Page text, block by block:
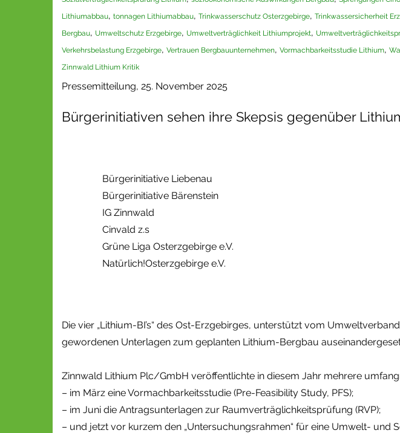
Lithiumabbau, tonnagen Lithiumabbau, Trinkwasserschutz Osterzgebirge, Trinkwassersicherheit
Bergbau, Umweltschutz Erzgebirge, Umweltverträglichkeit Lithiumprojekt,
Verkehrsbelastung Erzgebirge, Vertrauen Bergbauunternehmen, Vormachbarkeitsstudie Lithium,
Zinnwald Lithium Kritik
Pressemitteilung, 25. November 2025
Bürgerinitiativen sehen ihre Skepsis gegenüber
Bürgerinitiative Liebenau
Bürgerinitiative Bärenstein
IG Zinnwald
Cinvald z.s
Grüne Liga Osterzgebirge e.V.
Natürlich!Osterzgebirge e.V.
Die vier „Lithium-BI’s“ des Ost-Erzgebirges, unterstützt vom
gewordenen Unterlagen zum geplanten Lithium-Bergbau
Zinnwald Lithium Plc/GmbH veröffentlichte in diesem Jahr mehrere
– im März eine Vormachbarkeitsstudie (Pre-Feasibility Study, PFS);
– im Juni die Antragsunterlagen zur Raumverträglichkeitsprüfung (RVP);
– und jetzt vor kurzem den „Untersuchungsrahmen“ für eine Umwelt- und